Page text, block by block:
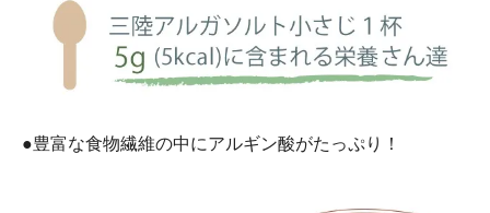
●豊富な食物繊維の中にアルギン酸がたっぷり！